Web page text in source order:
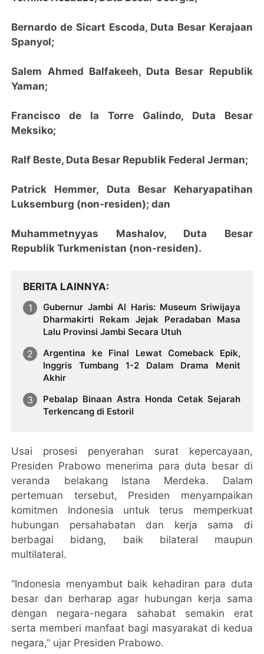
Bernardo de Sicart Escoda, Duta Besar Kerajaan
Spanyol;
Salem Ahmed Balfakeeh, Duta Besar Republik
Yaman;
Francisco de la Torre Galindo, Duta Besar
Meksiko;
Ralf Beste, Duta Besar Republik Federal Jerman;
Patrick Hemmer, Duta Besar Keharyapatihan
Luksemburg (non-residen); dan
Muhammetnyyas Mashalov, Duta Besar
Republik Turkmenistan (non-residen).
BERITA LAINNYA
Gubernur Jambi Al Haris: Museum Sriwijaya
Dharmakirti Rekam Jejak Peradaban Masa
Lalu Provinsi Jambi Secara Utuh
Argentina ke Final Lewat Comeback Epik,
Inggris Tumbang 1-2 Dalam Drama Menit
Akhir
Pebalap Binaan Astra Honda Cetak Sejarah
Terkencang di Estoril
Usai prosesi penyerahan surat kepercayaan,
Presiden Prabowo menerima para duta besar di
veranda belakang Istana Merdeka. Dalam
pertemuan tersebut, Presiden menyampaikan
komitmen Indonesia untuk terus memperkuat
hubungan persahabatan dan kerja sama di
berbagai bidang, baik bilateral maupun
multilateral.
“Indonesia menyambut baik kehadiran para duta
besar dan berharap agar hubungan kerja sama
dengan negara-negara sahabat semakin erat
serta memberi manfaat bagi masyarakat di kedua
negara,” ujar Presiden Prabowo.